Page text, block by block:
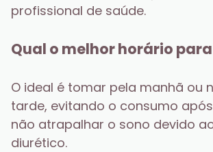
profissional de saúde.
Qual o melhor horário
O ideal é tomar pela manhã ou
tarde, evitando o consumo
não atrapalhar o sono devido
diurético.